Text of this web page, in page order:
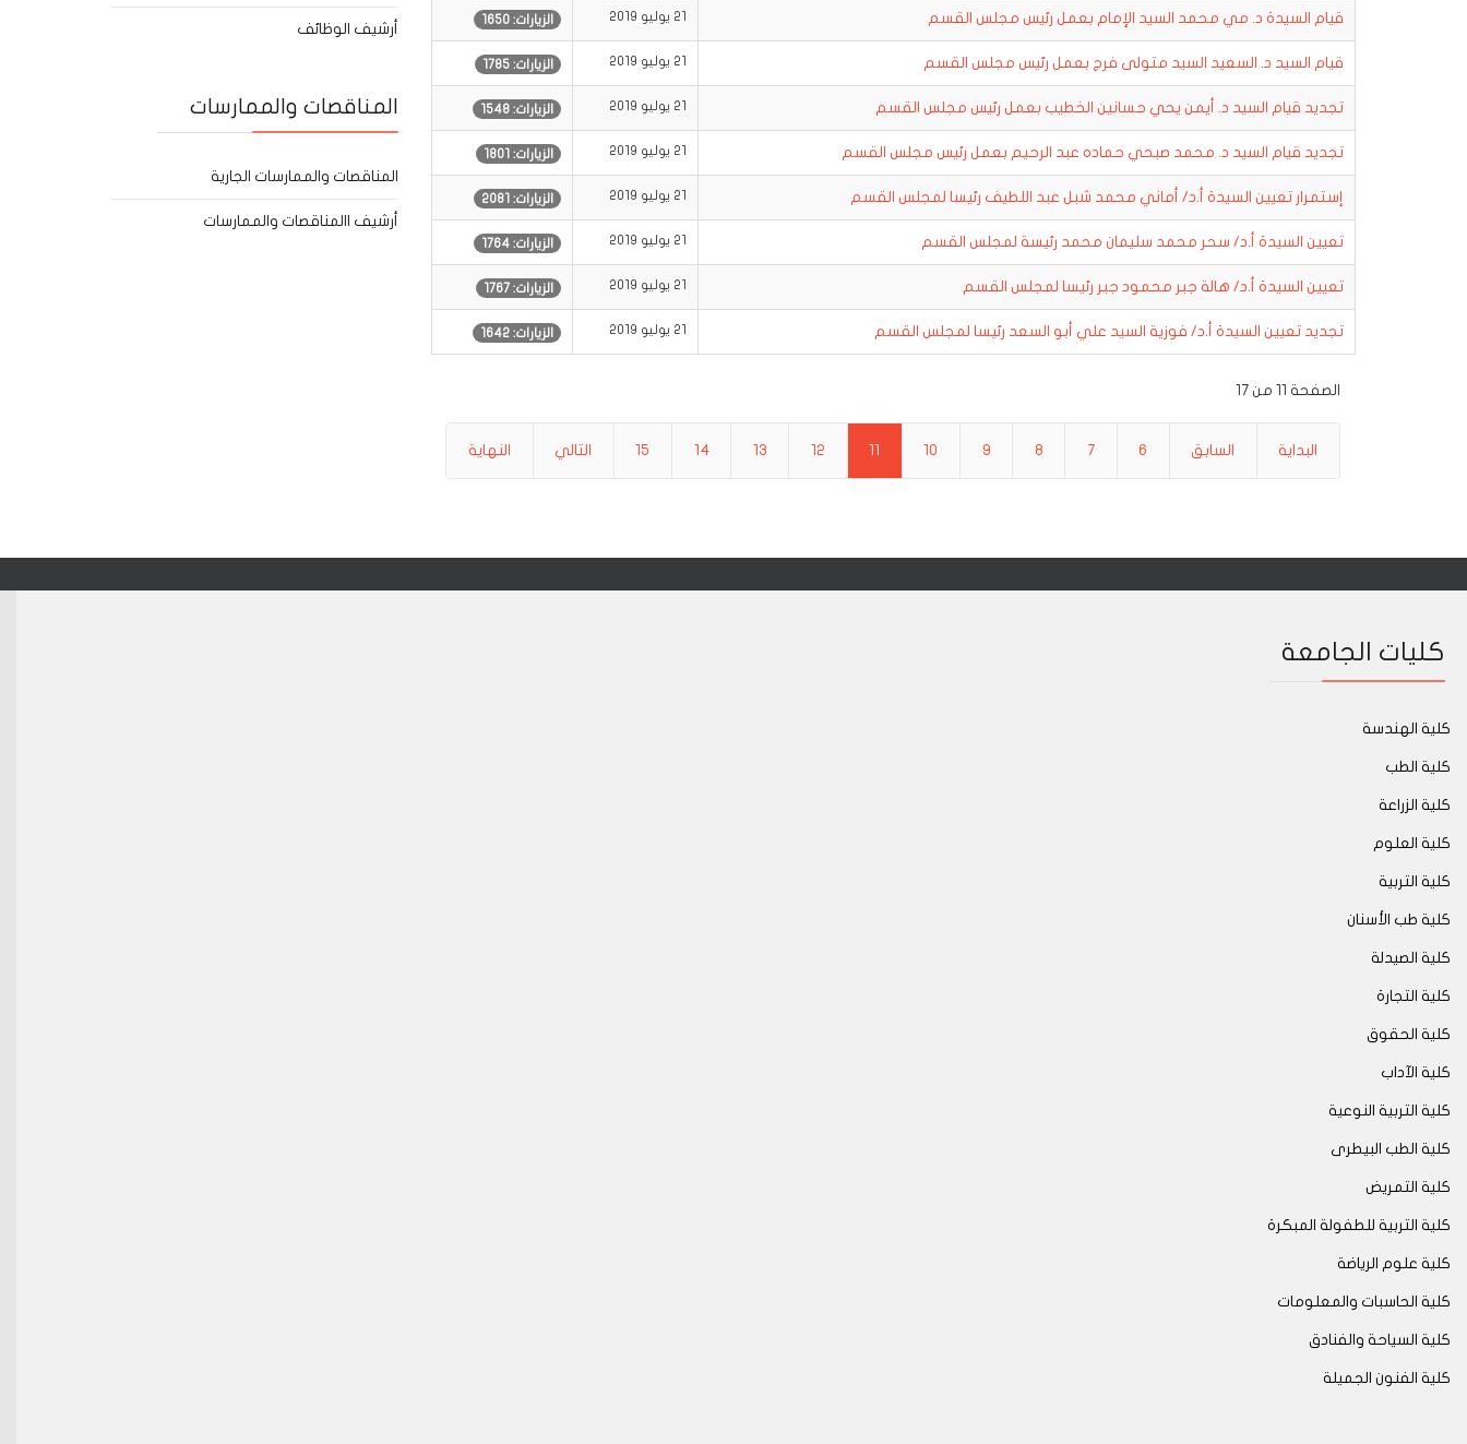
قيام السيدة د. مي محمد السيد الإمام بعمل رئيس مجلس القسم 21 يوليو 2019 الزيارات: 1650
قيام السيد د. السعيد السيد متولى فرج بعمل رئيس مجلس القسم 21 يوليو 2019 الزيارات: 1785
تجديد قيام السيد د. أيمن يحي حسانين الخطيب بعمل رئيس مجلس القسم 21 يوليو 2019 الزيارات: 1548
تجديد قيام السيد د. محمد صبحي حماده عبد الرحيم بعمل رئيس مجلس القسم 21 يوليو 2019 الزيارات: 1801
إستمرار تعيين السيدة أ.د/ أماني محمد شبل عبد اللطيف رئيسا لمجلس القسم 21 يوليو 2019 الزيارات: 2081
تعيين السيدة أ.د/ سحر محمد سليمان محمد رئيسة لمجلس القسم 21 يوليو 2019 الزيارات: 1764
تعيين السيدة أ.د/ هالة جبر محمود جبر رئيسا لمجلس القسم 21 يوليو 2019 الزيارات: 1767
تجديد تعيين السيدة أ.د/ فوزية السيد علي أبو السعد رئيسا لمجلس القسم 21 يوليو 2019 الزيارات: 1642
الصفحة 11 من 17
البداية السابق 6
7
8
9
10
11
12
13
14
15 التالي النهاية
أرشيف الوظائف
المناقصات والممارسات
المناقصات والممارسات الجارية
أرشيف االمناقصات والممارسات
كليات الجامعة
كلية الهندسة
كلية الطب
كلية الزراعة
كلية العلوم
كلية التربية
كلية طب الأسنان
كلية الصيدلة
كلية التجارة
كلية الحقوق
كلية الآداب
كلية التربية النوعية
كلية الطب البيطرى
كلية التمريض
كلية التربية للطفولة المبكرة
كلية علوم الرياضة
كلية الحاسبات والمعلومات
كلية السياحة والفنادق
كلية الفنون الجميلة